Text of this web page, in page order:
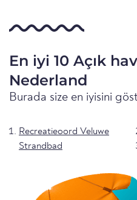
En iyi 10 Açık
Nederland
Burada size en iyisini
Recreatieoord Veluwe
Strandbad